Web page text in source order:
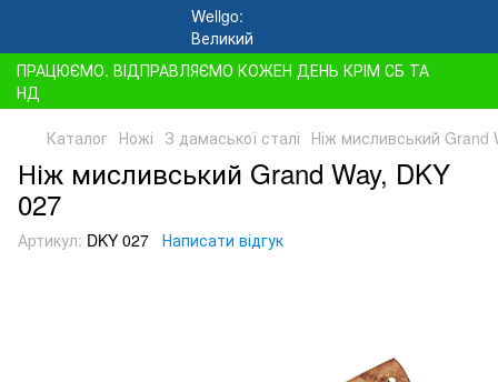
ПРАЦЮЄМО. ВІДПРАВЛЯЄМО КОЖЕН ДЕНЬ КРІМ СБ ТА
НД
Каталог Ножі З дамаської сталі Ніж мисливський Grand
Ніж мисливський Grand Way, DKY
027
Артикул: DKY 027 Написати відгук